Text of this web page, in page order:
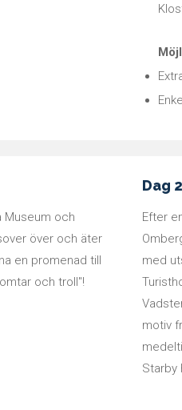
Museum och
över och äter
en promenad till
och troll"!
Dag 2
Efter
med
motiv
Starby